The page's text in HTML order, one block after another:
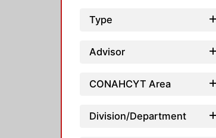
Type
Advisor
CONAHCYT Area
Division/Department